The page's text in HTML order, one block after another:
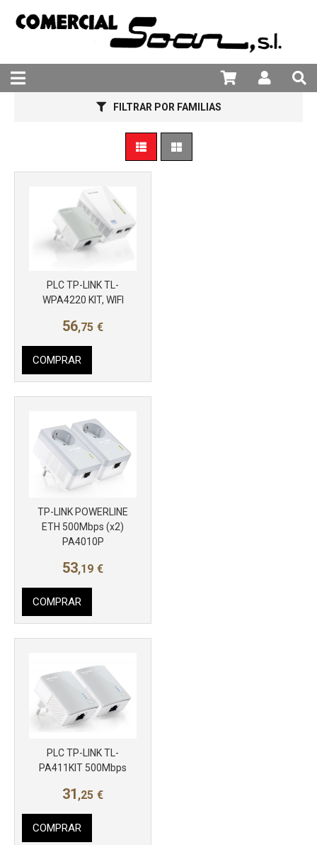
FILTRAR POR FAMILIAS
PLC TP-LINK TL-
WPA4220 KIT, WIFI
56,75 €
COMPRAR
TP-LINK POWERLINE
ETH 500Mbps (x2)
PA4010P
53,19 €
COMPRAR
PLC TP-LINK TL-
PA411KIT 500Mbps
31 ,25 €
COMPRAR